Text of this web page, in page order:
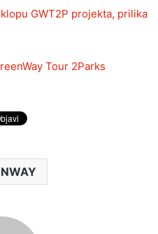
GWT2P projekta, prilika
Tour 2Parks